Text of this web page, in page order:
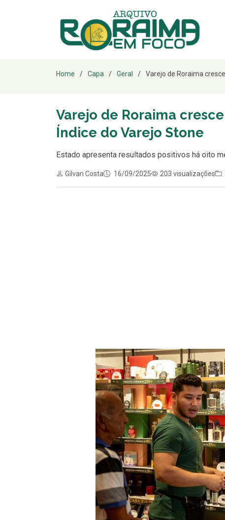
Home Capa Geral Varejo de Roraima
Varejo de Roraima
Índice do Varejo Stone
Estado apresenta resultados positivos há oito
Gilvan Costa 16/09/2025 203 visualizações